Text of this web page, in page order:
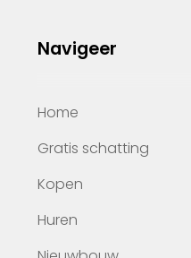
Navigeer
Home
Gratis schatting
Kopen
Huren